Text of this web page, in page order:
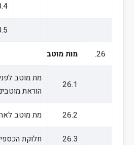
26. מות מוטב
26.1
מת מוטב
הוראת מוטבים
26.2 מת מוטב
26.3 חלוקת